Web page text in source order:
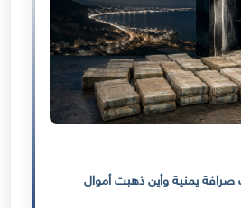
صرافة يمنية وأين ذهبت أموال